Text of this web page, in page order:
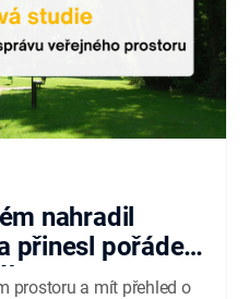
nahradil
přinesl pořádek
prostoru
prostoru a mít přehled o